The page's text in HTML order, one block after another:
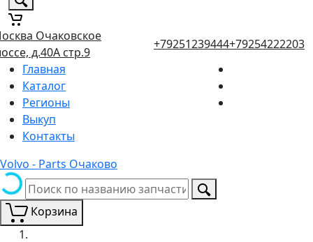
Очаковское
д.40А стр.9
+79251239444+79254222203
Главная
Каталог
Регионы
Выкуп
Контакты
Volvo - Parts Очаково
Корзина